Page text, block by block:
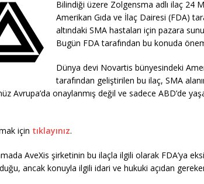
Bilindiği üzere Zolgensma adlı ilaç 24
Amerikan Gıda ve İlaç Dairesi (FDA)
altındaki SMA hastaları için pazara
Bugün FDA tarafından bu konuda
Dünya devi Novartis bünyesindeki
tarafından geliştirilen bu ilaç, SMA
Avrupa’da onaylanmış değil ve sadece ABD’de
için tıklayınız.
AveXis şirketinin bu ilaçla ilgili olarak FDA’ya
ancak konuyla ilgili idari ve hukuki açıdan